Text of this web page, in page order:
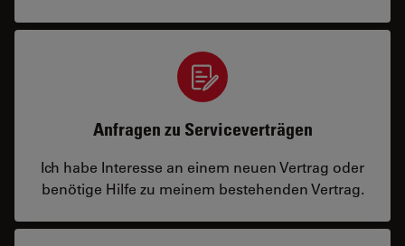
Anfragen zu Serviceverträgen
Ich habe Interesse an einem neuen Vertrag oder
benötige Hilfe zu meinem bestehenden Vertrag.